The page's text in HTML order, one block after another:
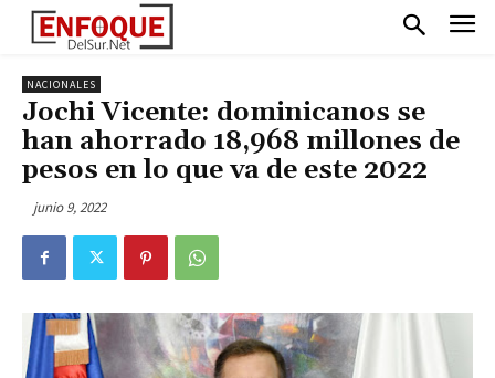
NACIONALES
Jochi Vicente: dominicanos se
han ahorrado 18,968 millones de
pesos en lo que va de este 2022
junio 9, 2022